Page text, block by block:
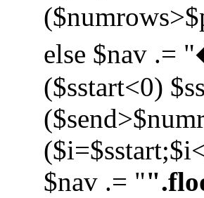
else $nav .=
($sstart<0)
$nav .= "